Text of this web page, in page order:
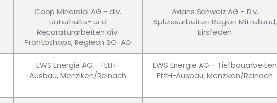
Coop Mineralöl AG - div.
Unterhalts- und
Reparaturarbeiten div.
Prontoshops, Regieon SO-AG
Axians Schweiz AG - Div.
Spleissarbeiten Region Mittelland,
Birsfeden
EWS Energie AG - FttH-
Ausbau, Menziken/Reinach
EWS Energie AG - Tiefbauarbeiten
FttH-Ausbau, Menziken/Reinach